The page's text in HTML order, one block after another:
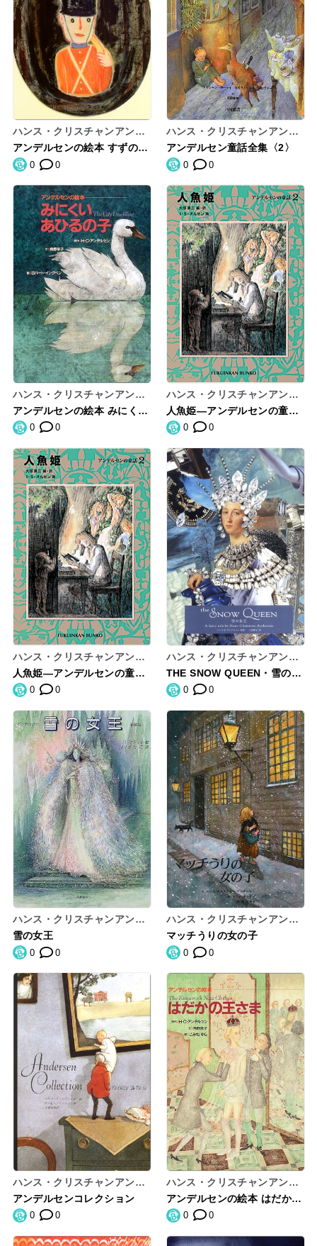
ハンス・クリスチャンアンデ
ルセン,角野栄子
アンデルセンの絵本 すずのへ
いたいさん
0 0
ハンス・クリスチャンアンデ
ルセン
アンデルセン童話全集〈2〉
0 0
ハンス・クリスチャンアンデ
ルセン,角野栄子
アンデルセンの絵本 みにくい
あひるの子
0 0
ハンス・クリスチャンアンデ
ルセン,イブ・スパングオルセ
ン,HansChristianAndersen,
IbSpangOlsen,大塚勇三
人魚姫―アンデルセンの童話
〈2〉 (福音館文庫 物語)
0 0
ハンス・クリスチャンアンデ
ルセン,イブ・スパングオルセ
ン,HansChristianAndersen,
IbSpangOlsen,大塚勇三
人魚姫―アンデルセンの童話
〈2〉 (福音館文庫 物語)
0 0
ハンス・クリスチャンアンデ
ルセン,Andersen,HansChri
stian,律子,三辺
THE SNOW QUEEN・雪の女
王
0 0
ハンス・クリスチャンアンデ
ルセン
雪の女王
0 0
ハンス・クリスチャンアンデ
ルセン
マッチうりの女の子
0 0
ハンス・クリスチャンアンデ
ルセン
アンデルセンコレクション
0 0
ハンス・クリスチャンアンデ
ルセン,角野栄子,こみねゆら,
HansChristianAndersen
アンデルセンの絵本 はだかの
王さま
0 0